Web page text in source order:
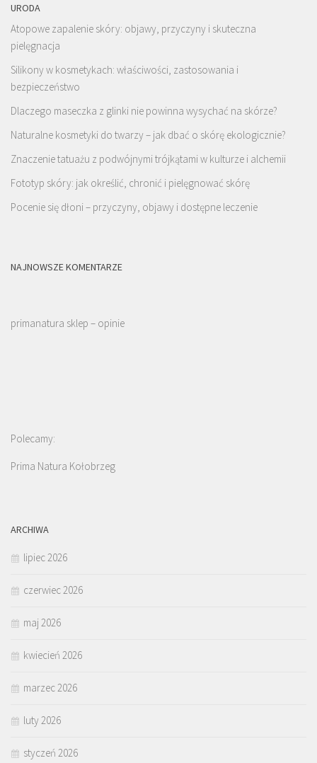
URODA
Atopowe zapalenie skóry: objawy, przyczyny i skuteczna
pielęgnacja
Silikony w kosmetykach: właściwości, zastosowania i
bezpieczeństwo
Dlaczego maseczka z glinki nie powinna wysychać na skórze?
Naturalne kosmetyki do twarzy – jak dbać o skórę ekologicznie?
Znaczenie tatuażu z podwójnymi trójkątami w kulturze i alchemii
Fototyp skóry: jak określić, chronić i pielęgnować skórę
Pocenie się dłoni – przyczyny, objawy i dostępne leczenie
NAJNOWSZE KOMENTARZE
primanatura sklep – opinie
Polecamy:
Prima Natura Kołobrzeg
ARCHIWA
lipiec 2026
czerwiec 2026
maj 2026
kwiecień 2026
marzec 2026
luty 2026
styczeń 2026